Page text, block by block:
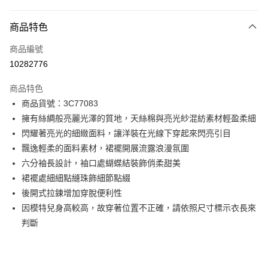
信用卡一次付款
信用卡分期付款
合作金庫商業銀行
華南商業銀行
上海商業儲蓄銀行
台北富邦商業銀行
國泰世華商業銀行
兆豐國際商業銀行
臺灣中小企業銀行
台中商業銀行
匯豐（台灣）商業銀行
華泰商業銀行
聯邦商業銀行
遠東國際商業銀行
元大商業銀行
玉山商業銀行
台新國際商業銀行
中國信託商業銀行
台灣樂天信用卡公司
LINE Pay
Apple Pay
街口支付
AFTEE先享後付
相關說明
【關於「AFTEE先享後付」】
AFTEE先享後付是「在收到商品之後才付款」的支付方式。 讓您購物簡單
便利好安心！
１．簡單：不需註冊會員、不需綁卡、不需儲值。
商品特色
商品編號
10282776
商品特色
商品貨號：3C77083
擁有絲綢般亮麗光澤的質地，天絲棉與亮光紗混紡素材輕盈柔細
閃耀著亮光的細緻面料，讓洋裝在光線下穿起來閃亮引目
飄逸輕柔的面料素材，裙襬開展流露浪漫氛圍
六分袖長設計，袖口處蝴蝶結裝飾俏柔甜美
裙襬處細細點縫珠飾細節點綴
後開式拉鍊增加穿脫便利性
因模特兒身高較高，故穿著位置不正確，請依照尺寸標示衣長來
判斷